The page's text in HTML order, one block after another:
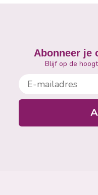
Abonneer je
Blijf op de
E-mailadres